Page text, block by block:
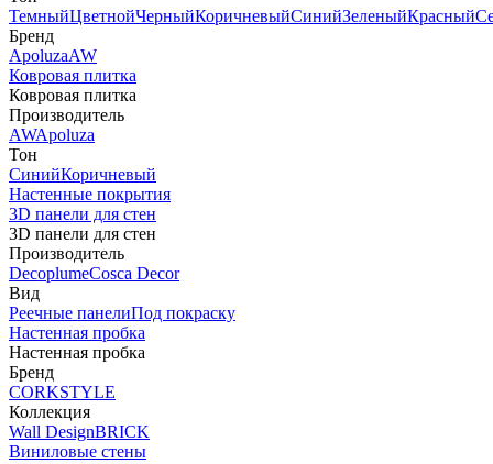
ТемныйЦветнойЧерныйКоричневыйСинийЗеленыйКрасный
Бренд
ApoluzaAW
Ковровая плитка
Ковровая плитка
Производитель
AWApoluza
Тон
СинийКоричневый
Настенные покрытия
3D панели для стен
3D панели для стен
Производитель
DecoplumeCosca Decor
Вид
Реечные панелиПод покраску
Настенная пробка
Настенная пробка
Бренд
CORKSTYLE
Коллекция
Wall DesignBRICK
Виниловые стены